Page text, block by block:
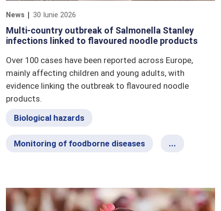
News 30 Iunie 2026
Multi-country outbreak of Salmonella Stanley
infections linked to flavoured noodle products
Over 100 cases have been reported across Europe,
mainly affecting children and young adults, with
evidence linking the outbreak to flavoured noodle
products.
Biological hazards
Monitoring of foodborne diseases ...